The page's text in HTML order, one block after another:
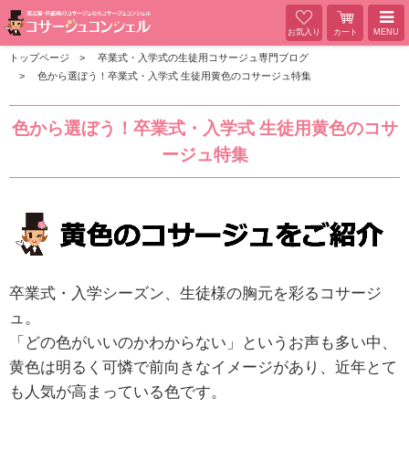
お気入り カート MENU
トップページ
卒業式・入学式の生徒用コサージュ専門ブログ
色から選ぼう！卒業式・入学式 生徒用黄色のコサージュ特集
色から選ぼう！卒業式・入学式 生徒用黄色のコサ
ージュ特集
卒業式・入学シーズン、生徒様の胸元を彩るコサージ
ュ。
「どの色がいいのかわからない」というお声も多い中、
黄色は明るく可憐で前向きなイメージがあり、近年とて
も人気が高まっている色です。